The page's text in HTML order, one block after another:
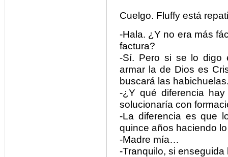
Cuelgo. Fluffy está
-Hala. ¿Y no era más
factura?
-Sí. Pero si se lo digo
armar la de Dios es
buscará las
-¿Y qué diferencia
solucionaría con
-La diferencia es que
quince años haciendo
-Madre mía…
-Tranquilo, si